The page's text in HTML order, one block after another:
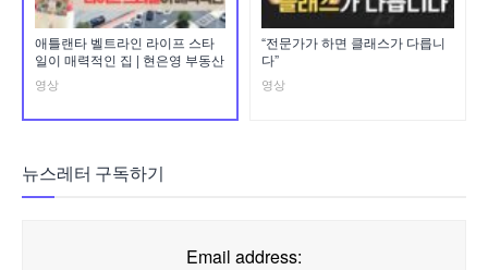
애틀랜타 벨트라인 라이프 스타
일이 매력적인 집 | 현은영 부동산
영상
“전문가가 하면 클래스가 다릅니
다”
영상
뉴스레터 구독하기
Email address: